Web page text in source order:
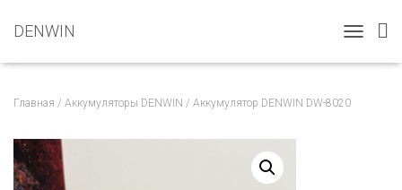
DENWIN
O
Главная / Аккумуляторы DENWIN / Аккумулятор DENWIN DW-8020